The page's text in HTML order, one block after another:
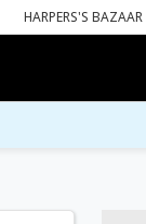
HARPERS'S BAZAAR